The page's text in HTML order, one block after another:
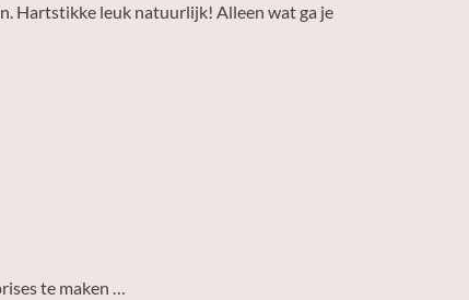
Hartstikke leuk natuurlijk! Alleen wat ga je
te maken …